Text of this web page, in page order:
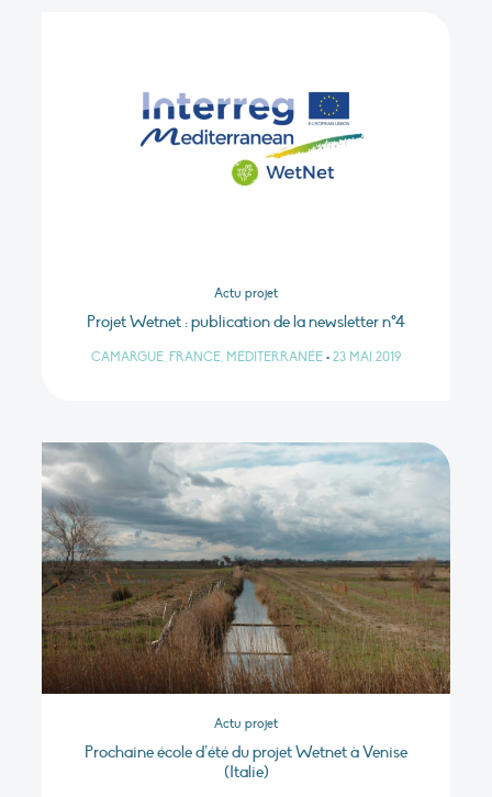
Actu projet
Projet Wetnet : publication de la newsletter n°4
CAMARGUE, FRANCE, MÉDITERRANÉE • 23 MAI 2019
Actu projet
Prochaine école d’été du projet Wetnet à Venise
(Italie)